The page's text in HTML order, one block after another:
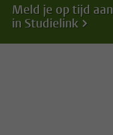
Meld je op tijd aan
in Studielink